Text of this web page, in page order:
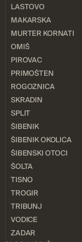
LASTOVO
MAKARSKA
MURTER KORNATI
OMIŠ
PIROVAC
PRIMOŠTEN
ROGOZNICA
SKRADIN
SPLIT
ŠIBENIK
ŠIBENIK OKOLICA
ŠIBENSKI OTOCI
ŠOLTA
TISNO
TROGIR
TRIBUNJ
VODICE
ZADAR